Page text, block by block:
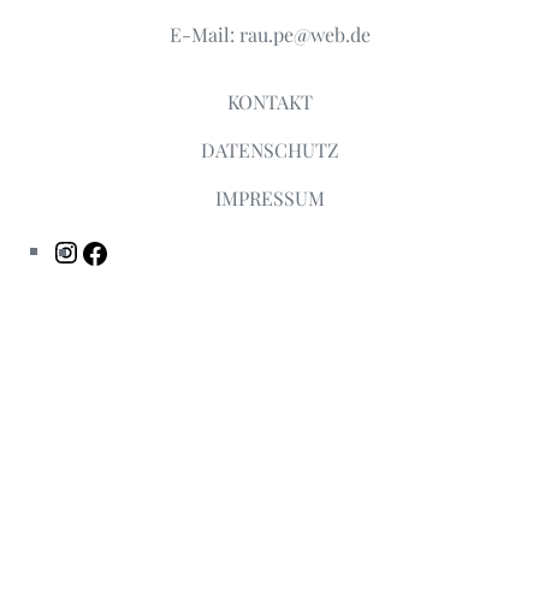
E-Mail: rau.pe@web.de
KONTAKT
DATENSCHUTZ
IMPRESSUM
Instagram